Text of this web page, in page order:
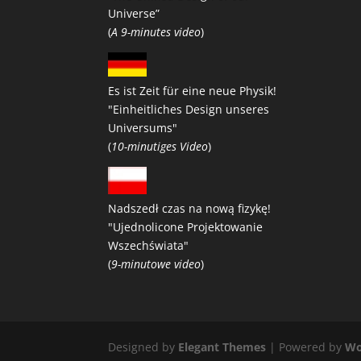
Universe”
(A 9-minutes video)
Es ist Zeit für eine neue Physik!
"Einheitliches Design unseres
Universums"
(10-minutiges Video)
Nadszedł czas na nową fizykę!
"Ujednolicone Projektowanie
Wszechświata"
(9-minutowe video)
Designed by Elegant Themes | Powered by